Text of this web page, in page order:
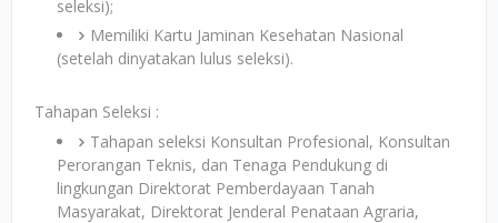
seleksi);
Memiliki Kartu Jaminan Kesehatan Nasional
(setelah dinyatakan lulus seleksi).
Tahapan Seleksi :
Tahapan seleksi Konsultan Profesional, Konsultan
Perorangan Teknis, dan Tenaga Pendukung di
lingkungan Direktorat Pemberdayaan Tanah
Masyarakat, Direktorat Jenderal Penataan Agraria,